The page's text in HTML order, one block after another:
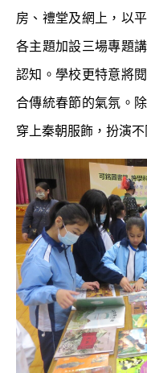
房、禮堂及網上，以
各主題加設三場專題
認知。學校更特意將
合傳統春節的氣氛。
穿上秦朝服飾，扮演